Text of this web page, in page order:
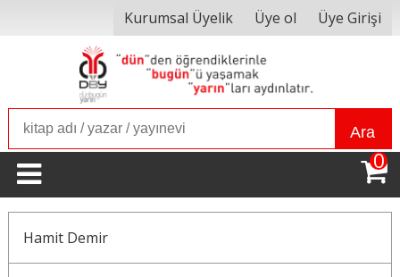
Kurumsal Üyelik Üye ol Üye Girişi
Ara
0
Hamit Demir